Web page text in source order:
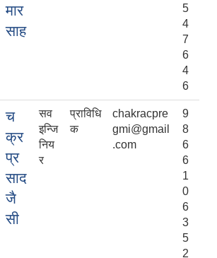
मार
साह
5
4
7
6
4
6
च
क्र
प्र
साद
जै
सी
सव
इन्जि
निय
र
प्राविधि
क
chakracpre
gmi@gmail
.com
9
8
6
6
1
0
6
3
5
2